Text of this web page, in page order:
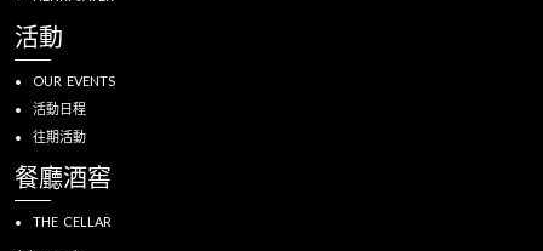
活動
OUR EVENTS
活動日程
往期活動
餐廳酒窖
THE CELLAR